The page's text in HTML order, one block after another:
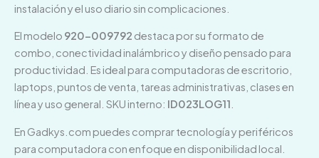
instalación y el uso diario sin complicaciones.
El modelo 920-009792 destaca por su formato de
combo, conectividad inalámbrico y diseño pensado para
productividad. Es ideal para computadoras de escritorio,
laptops, puntos de venta, tareas administrativas, clases en
línea y uso general. SKU interno: ID023LOG11
En Gadkys.com puedes comprar tecnología y periféricos
para computadora con enfoque en disponibilidad local.